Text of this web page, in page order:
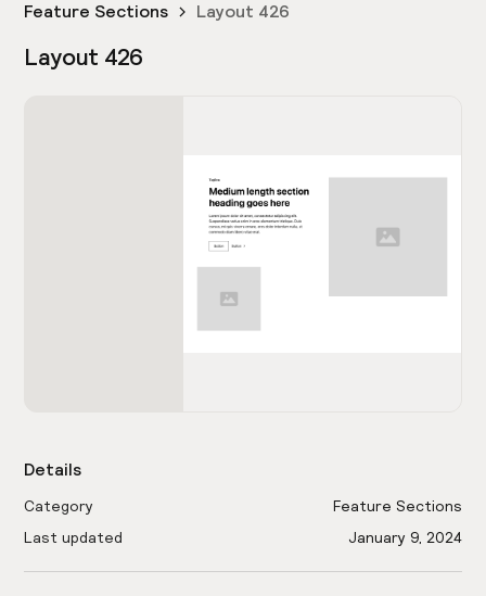
Feature Sections Layout 426
Layout 426
Details
Category
Feature Sections
Last updated
January 9, 2024